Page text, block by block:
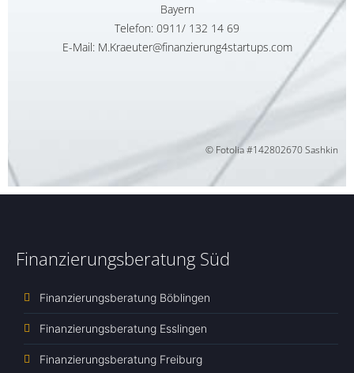
Bayern
Telefon: 0911/ 132 14 69
E-Mail: M.Kraeuter@finanzierung4startups.com
© Fotolia #142802670 Sashkin
Finanzierungsberatung Süd
Finanzierungsberatung Böblingen
Finanzierungsberatung Esslingen
Finanzierungsberatung Freiburg